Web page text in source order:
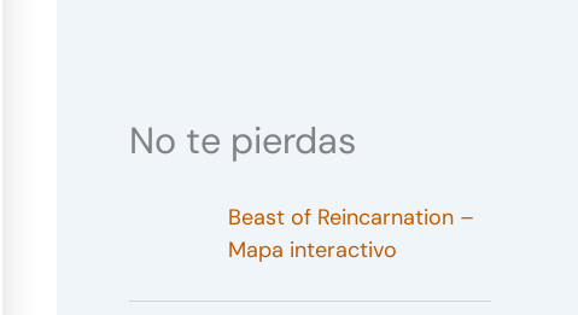
No te pierdas
Beast of Reincarnation –
Mapa interactivo